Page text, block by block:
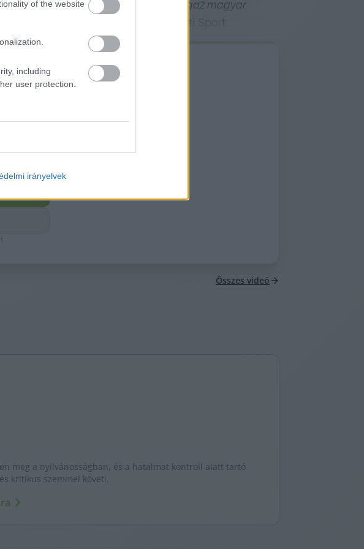
of the website
including
user protection.
irányelvek
szégyenérzet nélkül játszani az
"igaz magyar
Nemzethy Sportból végre Nemzeti Sport.
csak
olvasd végig.
999Ft-ért.
Összes videó
meg a nyilvánosságban, és a hatalmat kontroll alatt tartó
kritikus szemmel követi.